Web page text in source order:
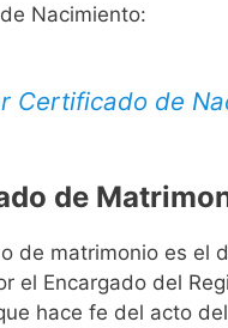
Nacimiento:
Certificado de
de
de matrimonio es el
el Encargado del
hace fe del acto